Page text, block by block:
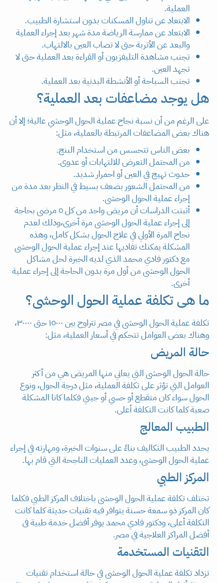
العملية.
الابتعاد عن تناول المسكنات بدون استشارة الطبيب.
الابتعاد عن ممارسة الرياضة مدة شهر بعد إجراء العملية
والبعد عن الأتربة حتى لا تصاب العين بالالتهاب.
تجنب مشاهدة التليفزيون أو القراءة بعد العملية حتى لا
تجهد العين.
تجنب السباحة أو الأنشطة البدنية بعد العملية.
هل يوجد مضاعفات بعد العملية؟
على الرغم من أن نسبة نجاح عملية الحول الوحشي عالية؛ إلا أن
هناك بعض المضاعفات المرتبطة بالعملية، مثل:
بعض الناس تتحسس من استخدام البنج.
من المحتمل التعرض للالتهابات أو عدوى.
حدوث تهيج في العين أو احمرار شديد.
من المحتمل الشعور بضعف بسيط في النظر بعد مدة من
إجراء عملية الحول الوحشى.
أثبتت الدراسات أن مريض واحد من كل ٥ مرضى بحاجة
إلى إجراء عملية الحول الوحشى مرة أخرى،وذلك لعدم
نجاح المرة الأولي في علاج الحول بشكل كامل، وهذه
المشكلة يمكنك تفاديها عند إجراء عملية الحول الوحشى
مع دكتور فادي محمد الذي لديه الخبرة لحل مشاكل
الحول الوحشى من أول مرة بدون الحاجة إلى إجراء عملية
أخرى.
ما هى تكلفة عملية الحول الوحشى؟
تكلفة عملية الحول الوحشى في مصر تتراوح بين ١٥٠٠٠ حتى ٣٠٠٠٠،
وهناك بعض العوامل تتحكم في أسعار العملية، مثل:
حالة المريض
حالة الحول الوحشى التي يعاني منها المريض هي من أكثر
العوامل التي تؤثر على تكلفة العملية، مثل درجة الحول، ونوع
الحول سواء كان متقطع أو حسي أو جيني فكلما كانا المشكلة
صعبة كلما كانت التكلفة أعلى.
الطبيب المعالج
يحدد الطبيب التكاليف بناءً على سنوات الخبرة، ومهارته في إجراء
عملية الحول الوحشى، وعدد العمليات الناجحة التي قام بها.
المركز الطبي
تختلف تكلفة عملية الحول الوحشى باختلاف المركز الطبي فكلما
كان المركز ذو سمعة حسنة يتوافر فيه تقنيات حديثة كلما كانت
التكلفة أعلى، ودكتور فادي محمد يوفر أفضل خدمة طبية فى
أفضل المراكز العلاجية في مصر.
التقنيات المستخدمة
تزداد تكلفة عملية الحول الوحشى في حالة استخدام تقنيات